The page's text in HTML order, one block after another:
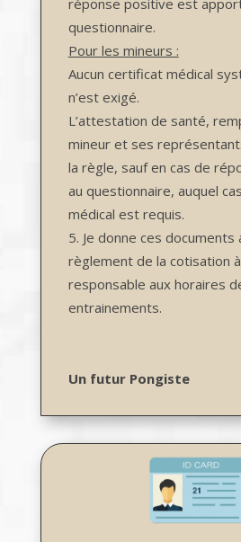
réponse positive est
questionnaire.
Pour les mineurs :
Aucun certificat médical
n’est exigé.
L’attestation de santé,
mineur et ses
la règle, sauf en cas de
au questionnaire, auquel
médical est requis.
Je donne ces documents
règlement de la cotisation
responsable aux horaires
entrainements.
Un futur Pongiste